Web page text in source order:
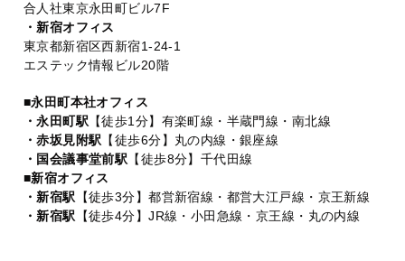
合人社東京永田町ビル7F
・新宿オフィス
東京都新宿区西新宿1-24-1
エステック情報ビル20階
■永田町本社オフィス
・永田町駅 【徒歩1分】有楽町線・半蔵門線・南北線
・赤坂見附駅 【徒歩6分】丸の内線・銀座線
・国会議事堂前駅 【徒歩8分】千代田線
■新宿オフィス
・新宿駅 【徒歩3分】都営新宿線・都営大江戸線・京王新線
・新宿駅 【徒歩4分】JR線・小田急線・京王線・丸の内線